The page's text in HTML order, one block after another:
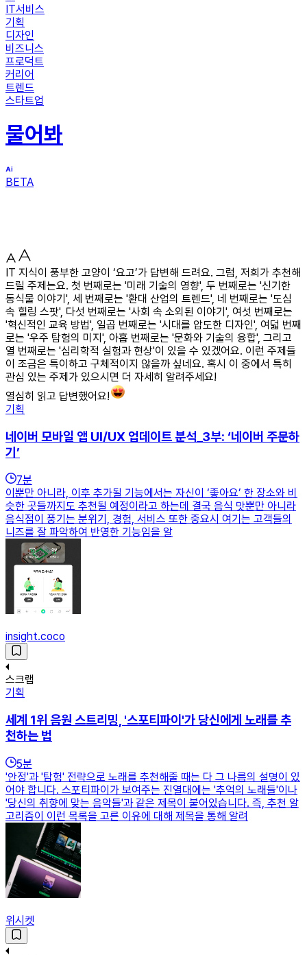
IT서비스
기획
디자인
비즈니스
프로덕트
커리어
트렌드
스타트업
물어봐
BETA
IT 지식이 풍부한 고양이 ‘요고’가 답변해 드려요. 그럼, 저희가 추천해
드릴 주제는요. 첫 번째로는 '미래 기술의 영향', 두 번째로는 '신기한
동식물 이야기', 세 번째로는 '환대 산업의 트렌드', 네 번째로는 '도심
속 힐링 스팟', 다섯 번째로는 '사회 속 소외된 이야기', 여섯 번째로는
'혁신적인 교육 방법', 일곱 번째로는 '시대를 압도한 디자인', 여덟 번째
로는 '우주 탐험의 미지', 아홉 번째로는 '문화와 기술의 융합', 그리고
열 번째로는 '심리학적 실험과 현상'이 있을 수 있겠어요. 이런 주제들
이 조금은 특이하고 구체적이지 않을까 싶네요. 혹시 이 중에서 특히
관심 있는 주제가 있으시면 더 자세히 알려주세요!
열심히 읽고 답변했어요!
기획
네이버 모바일 앱 UI/UX 업데이트 분석_3부: ‘네이버 주문하
기’
7분
이뿐만 아니라, 이후 추가될 기능에서는 자신이 ‘좋아요’ 한 장소와 비
슷한 곳들까지도 추천될 예정이라고 하는데 결국 음식 맛뿐만 아니라
음식점이 풍기는 분위기, 경험, 서비스 또한 중요시 여기는 고객들의
니즈를 잘 파악하여 반영한 기능임을 알
insight.coco
스크랩
기획
세계 1위 음원 스트리밍, '스포티파이'가 당신에게 노래를 추
천하는 법
5분
'안정'과 '탐험' 전략으로 노래를 추천해줄 때는 다 그 나름의 설명이 있
어야 합니다. 스포티파이가 보여주는 진열대에는 '추억의 노래들'이나
'당신의 취향에 맞는 음악들'과 같은 제목이 붙어있습니다. 즉, 추천 알
고리즘이 이런 목록을 고른 이유에 대해 제목을 통해 알려
위시켓